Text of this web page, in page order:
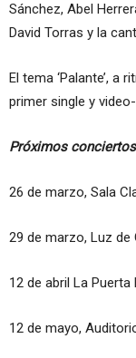
Sánchez, Abel
David Torras y la
El tema ‘Palante’, a
primer single y
Próximos
26 de marzo, Sala
29 de marzo, Luz de
12 de abril La Puerta
12 de mayo,